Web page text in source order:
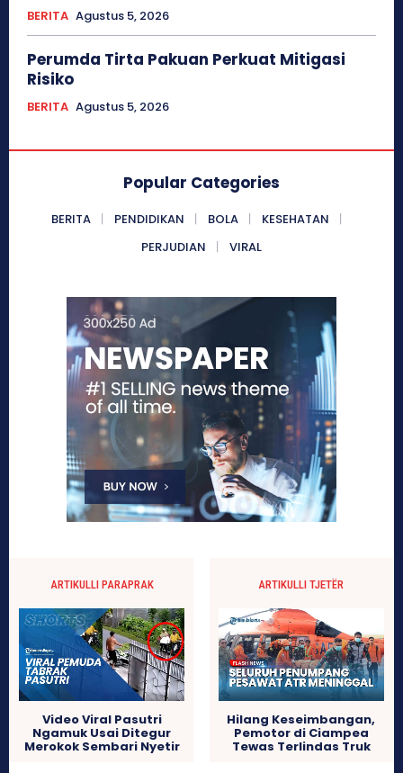
BERITA Agustus 5, 2026
Perumda Tirta Pakuan Perkuat Mitigasi
Risiko
BERITA Agustus 5, 2026
Popular Categories
BERITA PENDIDIKAN BOLA
KESEHATAN
PERJUDIAN
VIRAL
ARTIKULLI PARAPRAK
Video Viral Pasutri
Ngamuk Usai Ditegur
Merokok Sembari Nyetir
ARTIKULLI TJETËR
Hilang Keseimbangan,
Pemotor di Ciampea
Tewas Terlindas Truk